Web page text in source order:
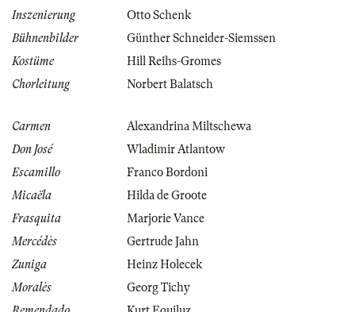
Inszenierung
Otto Schenk
Bühnenbilder
Günther Schneider-Siemssen
Kostüme
Hill Reihs-Gromes
Chorleitung
Norbert Balatsch
Carmen
Alexandrina Miltschewa
Don José
Wladimir Atlantow
Escamillo
Franco Bordoni
Micaëla
Hilda de Groote
Frasquita
Marjorie Vance
Mercédès
Gertrude Jahn
Zuniga
Heinz Holecek
Moralès
Georg Tichy